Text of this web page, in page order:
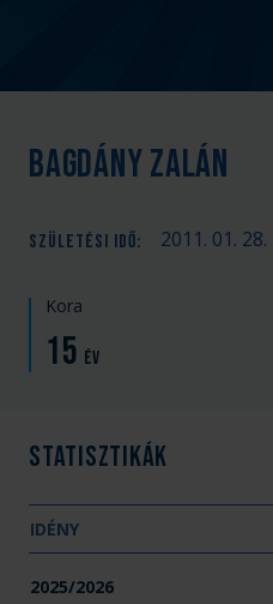
Bagdány Zalán
SZÜLETÉSI IDŐ: 2011. 01. 28.
Kora
15 év
Statisztikák
IDÉNY
2025/2026